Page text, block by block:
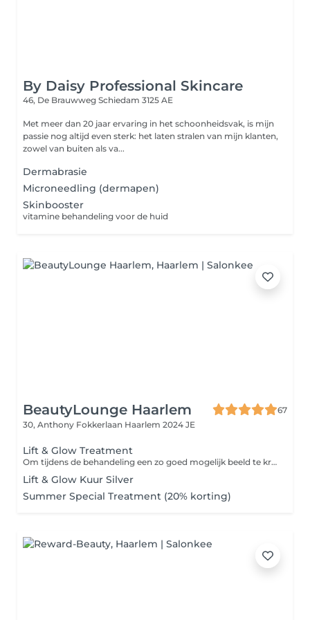
By Daisy Professional Skincare
46, De Brauwweg Schiedam 3125 AE
Met meer dan 20 jaar ervaring in het schoonheidsvak, is mijn
passie nog altijd even sterk: het laten stralen van mijn klanten,
zowel van buiten als va...
Dermabrasie
Microneedling (dermapen)
Skinbooster
vitamine behandeling voor de huid
BeautyLounge Haarlem
67
30, Anthony Fokkerlaan Haarlem 2024 JE
Lift & Glow Treatment
Om tijdens de behandeling een zo goed mogelijk beeld te krijgen van de conditie van je huid in onze Observé-camera, willen we je vragen als het lukt, om zonder make-up en zonder crème naar de afspraak te komen. Gebruik op de dag van de behandeling ook graag geen producten met SPF. Verder is het handig als je jouw huidige skincare routine of gebruikte producten meeneemt of opschrijft. Zo kunnen we beter zien wat wel en niet werkt voor jouw huid, en de behandeling perfect op jou afstemmen. Tot snel bij BeautyLounge!
Lift & Glow Kuur Silver
Summer Special Treatment (20% korting)